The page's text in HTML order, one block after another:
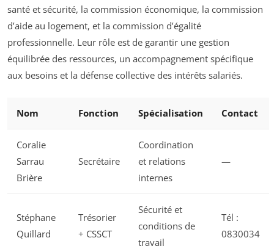
santé et sécurité, la commission économique, la commission
d’aide au logement, et la commission d’égalité
professionnelle. Leur rôle est de garantir une gestion
équilibrée des ressources, un accompagnement spécifique
aux besoins et la défense collective des intérêts salariés.
Nom Fonction Spécialisation Contact
Coralie
Sarrau
Brière
Secrétaire
Coordination
et relations
internes
—
Stéphane
Quillard
Trésorier
+ CSSCT
Sécurité et
conditions de
travail
Tél :
0830034